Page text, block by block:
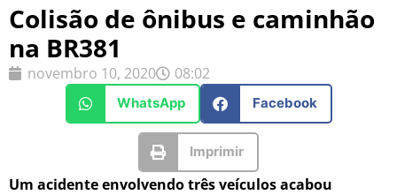
Colisão de ônibus e caminhão
na BR381
novembro 10, 2020 08:02
WhatsApp Facebook
Imprimir
Um acidente envolvendo três veículos acabou